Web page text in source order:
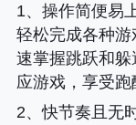
1、 操作简便易
轻松完成各种
速掌握跳跃和
应游戏，享受跑
2、快节奏且无